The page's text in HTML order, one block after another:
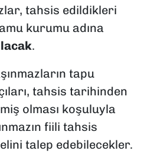
tahsis edildikleri
kurumu adına
.
tapu
tahsis tarihinden
olması koşuluyla
fiili tahsis
talep edebilecekler.